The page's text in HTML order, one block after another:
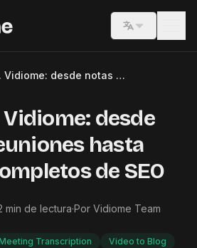
Switch
Otter.ai vs. Vidiome: desde notas de reuniones hasta artículos completos de SEO
desde
hasta
de SEO
min de lectura·Por Vidiome Team
Transcription
Video to Blog